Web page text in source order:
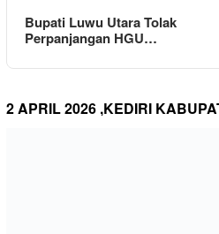
Bupati Luwu Utara Tolak
Perpanjangan HGU…
2 APRIL 2026 ,KEDIRI